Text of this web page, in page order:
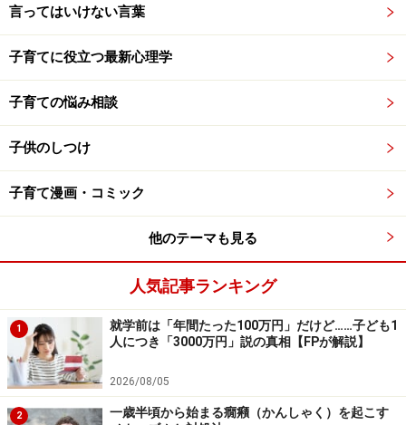
は、逆にリスクを高めてしまうのだそうです。
子ども達は、親のサポートを必要としていますが、守り
すぎはNG。イヤな思いや苦い経験、全てから遠ざけてし
まうのは、子どもの自分力を弱めてしまうことにつなが
ってしまうからです。そうするとどうなるでしょうか？
学べていないので、クラスなどで何か問題が発生する
と、そのターゲットになりやすくなってしまうのだそう
＊出典：学術誌 Child Abuse & Neglect (2013）
「Parenting behavior and the risk of becoming a victim
and a bully/victim: A meta-analysis study.」より
いじめをなくすポジティブペアレンティン
言ってはいけない言葉
子育てに役立つ最新心理学
子育ての悩み相談
子供のしつけ
子育て漫画・コミック
他のテーマも見る
人気記事ランキング
1
就学前は「年間たった100万円」だけど……子ども1
人につき「3000万円」説の真相【FPが解説】
2026/08/05
2
一歳半頃から始まる癇癪（かんしゃく）を起こす